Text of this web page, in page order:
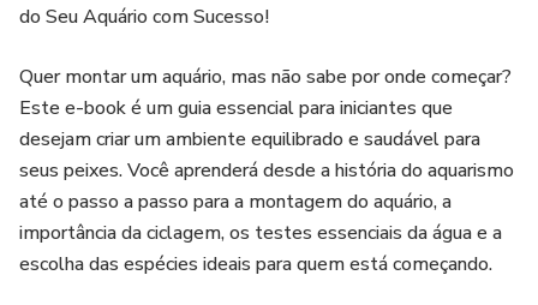
do Seu Aquário com Sucesso!
Quer montar um aquário, mas não sabe por onde começar?
Este e-book é um guia essencial para iniciantes que
desejam criar um ambiente equilibrado e saudável para
seus peixes. Você aprenderá desde a história do aquarismo
até o passo a passo para a montagem do aquário, a
importância da ciclagem, os testes essenciais da água e a
escolha das espécies ideais para quem está começando.